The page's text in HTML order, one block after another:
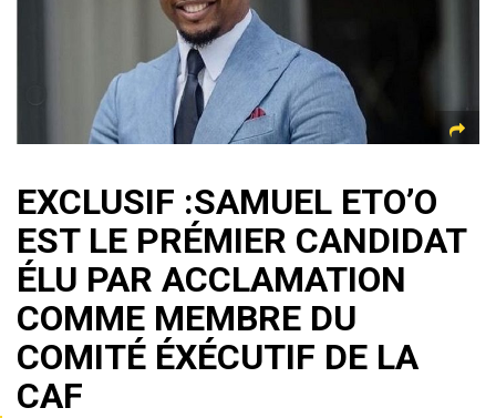
EXCLUSIF :SAMUEL ETO’O
EST LE PRÉMIER CANDIDAT
ÉLU PAR ACCLAMATION
COMME MEMBRE DU
COMITÉ ÉXÉCUTIF DE LA
CAF